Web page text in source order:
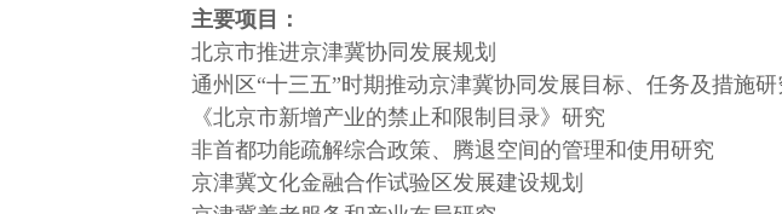
主要项目：
北京市推进京津冀协同发展规划
通州区“十三五”时期推动京津冀协同发展目标、任务及措施研
《北京市新增产业的禁止和限制目录》研究
非首都功能疏解综合政策、腾退空间的管理和使用研究
京津冀文化金融合作试验区发展建设规划